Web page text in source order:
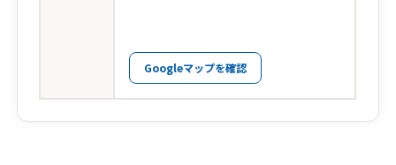
Googleマップを確認